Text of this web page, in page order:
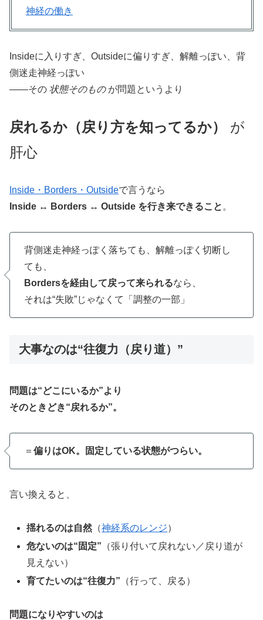
神経の働き
Insideに入りすぎ、Outsideに偏りすぎ、解離っぽい、背
側迷走神経っぽい
——その 状態そのものが問題というより
戻れるか（戻り方を知ってるか）
が
肝心
Inside・Borders・Outsideで言うなら
Inside ↔ Borders ↔ Outside を行き来できること 。
背側迷走神経っぽく落ちても、解離っぽく切断し
ても、
Bordersを経由して戻って来られるなら、
それは“失敗”じゃなくて「調整の一部」
大事なのは“往復力（戻り道）”
問題は“どこにいるか”より
そのときどき“戻れるか”。
＝ 偏りはOK。固定している状態がつらい。
言い換えると、
揺れるのは自然 （神経系のレンジ）
危ないのは“固定” （張り付いて戻れない／戻り道が
見えない）
育てたいのは“往復力” （行って、戻る）
問題になりやすいのは